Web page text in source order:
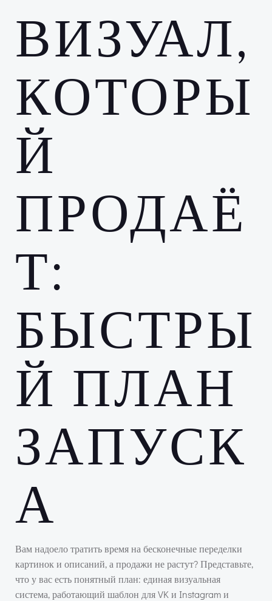
ВИЗУАЛ,
КОТОРЫ
Й
ПРОДАЁ
Т:
БЫСТРЫ
Й ПЛАН
ЗАПУСК
А
Вам надоело тратить время на бесконечные переделки
картинок и описаний, а продажи не растут? Представьте,
что у вас есть понятный план: единая визуальная
система, работающий шаблон для VK и Instagram и